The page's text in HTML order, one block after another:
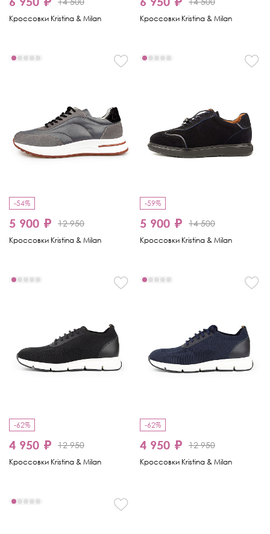
Кроссовки Kristina & Milan Кроссовки Kristina & Milan
-54%
5 900 ₽ 12 950
Кроссовки Kristina & Milan
-59%
5 900 ₽ 14 500
Кроссовки Kristina & Milan
-62%
4 950 ₽ 12 950
Кроссовки Kristina & Milan
-62%
4 950 ₽ 12 950
Кроссовки Kristina & Milan